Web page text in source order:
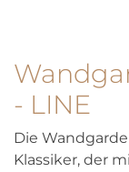
- LINE
Die
Klassiker, der